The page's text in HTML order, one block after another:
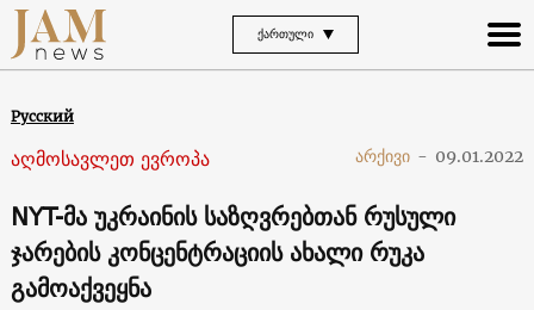
ᲥᲐᲠᲗᲣᲚᲘ
Русский
აღმოსავლეთ ევროპა არქივი - 09.01.2022
NYT-მა უკრაინის საზღვრებთან რუსული
ჯარების კონცენტრაციის ახალი რუკა
გამოაქვეყნა